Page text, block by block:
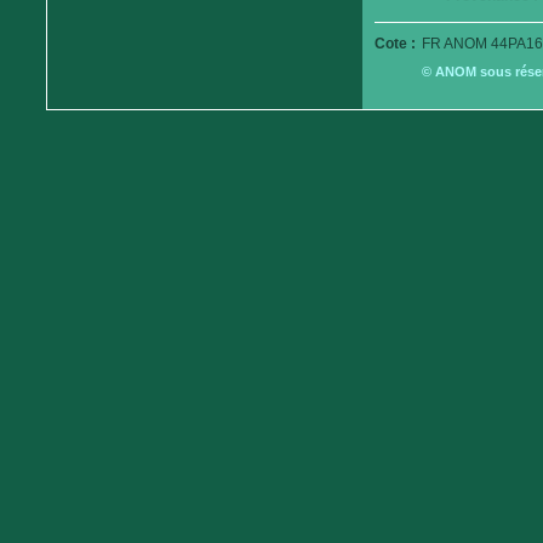
Cote : FR ANOM
© ANOM sous